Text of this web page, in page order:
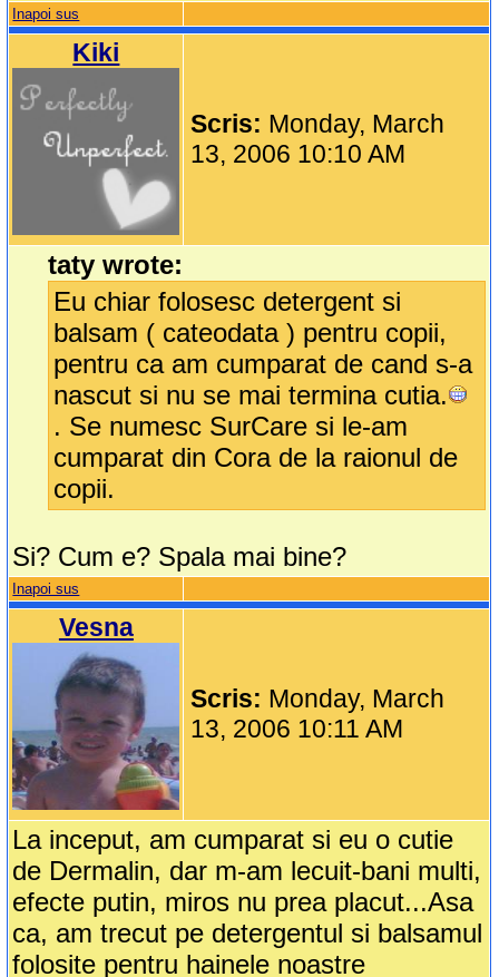
Inapoi sus
Kiki
Scris: Monday, March
13, 2006 10:10 AM
taty wrote:
Eu chiar folosesc detergent si
balsam ( cateodata ) pentru copii,
pentru ca am cumparat de cand s-a
nascut si nu se mai termina cutia.
. Se numesc SurCare si le-am
cumparat din Cora de la raionul de
copii.
Si? Cum e? Spala mai bine?
Inapoi sus
Vesna
Scris: Monday, March
13, 2006 10:11 AM
La inceput, am cumparat si eu o cutie
de Dermalin, dar m-am lecuit-bani multi,
efecte putin, miros nu prea placut...Asa
ca, am trecut pe detergentul si balsamul
folosite pentru hainele noastre